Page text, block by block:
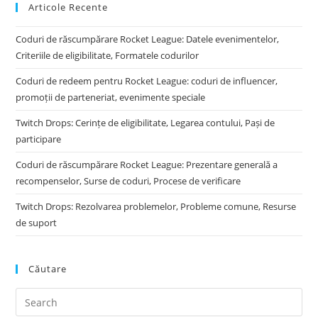
Articole Recente
Coduri de răscumpărare Rocket League: Datele evenimentelor,
Criteriile de eligibilitate, Formatele codurilor
Coduri de redeem pentru Rocket League: coduri de influencer,
promoții de parteneriat, evenimente speciale
Twitch Drops: Cerințe de eligibilitate, Legarea contului, Pași de
participare
Coduri de răscumpărare Rocket League: Prezentare generală a
recompenselor, Surse de coduri, Procese de verificare
Twitch Drops: Rezolvarea problemelor, Probleme comune, Resurse
de suport
Căutare